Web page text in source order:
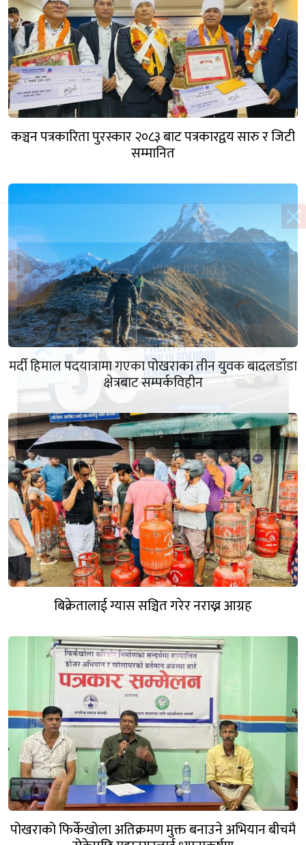
कञ्चन पत्रकारिता पुरस्कार २०८३ बाट पत्रकारद्वय सारु र जिटी
सम्मानित
मर्दी हिमाल पदयात्रामा गएका पोखराका तीन युवक बादलडाँडा
क्षेत्रबाट सम्पर्कविहीन
बिक्रेतालाई ग्यास सञ्चित गरेर नराख्न आग्रह
पोखराको फिर्केखोला अतिक्रमण मुक्त बनाउने अभियान बीचमै